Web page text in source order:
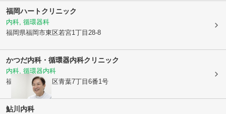
福岡ハートクリニック
内科, 循環器科
福岡県福岡市東区若宮1丁目28-8
かつだ内科・循環器内科クリニック
内科, 循環器内科
福岡県福岡市東区青葉7丁目6番1号
鮎川内科